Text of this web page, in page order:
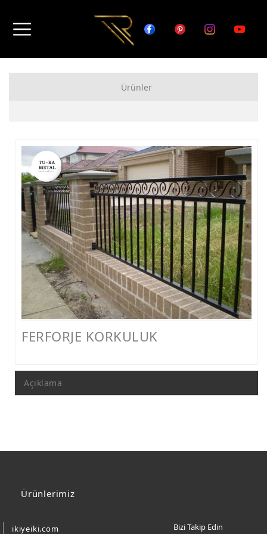
Ürünler
FERFORJE GARAJ KAPISI MODELLERİ
FERFORJE DUVAR ÜSTÜ KORKULUK MODELLERİ
FERFORJE BALKON KORKULUK MODELLERİ
FERFORJE MERDİVEN KORKULUK MODELLERİ
DEMİR MERDİVEN MODELLERİ
FERFORJE PERGOLA & FERFORJE SUNDURMA
FERFORJE ÇARDAK VE KAMELYA MODELLERİ
METAL SEHPA VE DRESUAR MODELLERİ
FERFORJE KORKULUK
Açıklama
Ürünlerimiz
ikiyeiki.com Bizi Takip Edin